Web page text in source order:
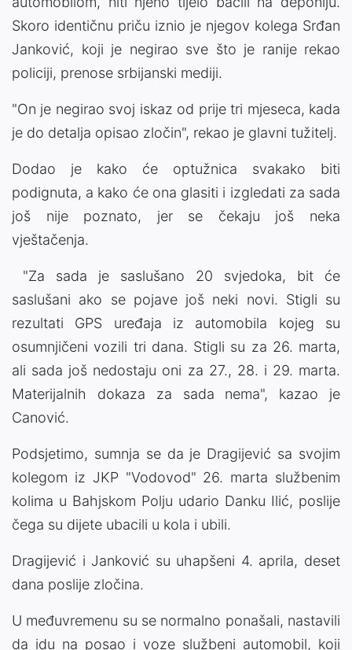
Skoro identičnu priču iznio je njegov kolega Srđan
Janković, koji je negirao sve što je ranije rekao
policiji, prenose srbijanski mediji.
"On je negirao svoj iskaz od prije tri mjeseca, kada
je do detalja opisao zločin", rekao je glavni tužitelj.
Dodao je kako će optužnica svakako biti
podignuta, a kako će ona glasiti i izgledati za sada
još nije poznato, jer se čekaju još neka
vještačenja.
"Za sada je saslušano 20 svjedoka, bit će
saslušani ako se pojave još neki novi. Stigli su
rezultati GPS uređaja iz automobila kojeg su
osumnjičeni vozili tri dana. Stigli su za 26. marta,
ali sada još nedostaju oni za 27., 28. i 29. marta.
Materijalnih dokaza za sada nema", kazao je
Canović.
Podsjetimo, sumnja se da je Dragijević sa svojim
kolegom iz JKP "Vodovod" 26. marta službenim
kolima u Bahjskom Polju udario Danku Ilić, poslije
čega su dijete ubacili u kola i ubili.
Dragijević i Janković su uhapšeni 4. aprila, deset
dana poslije zločina.
U međuvremenu su se normalno ponašali, nastavili
da idu na posao i voze službeni automobil, koji